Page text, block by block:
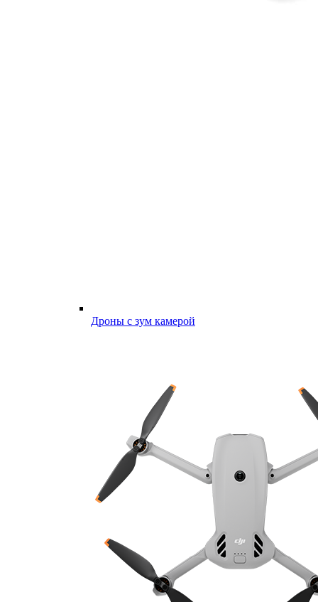
Дроны с зум камерой